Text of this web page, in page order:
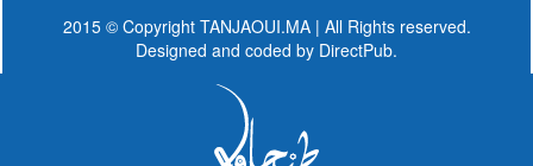
2015 © Copyright TANJAOUI.MA | All Rights reserved.
Designed and coded by DirectPub.